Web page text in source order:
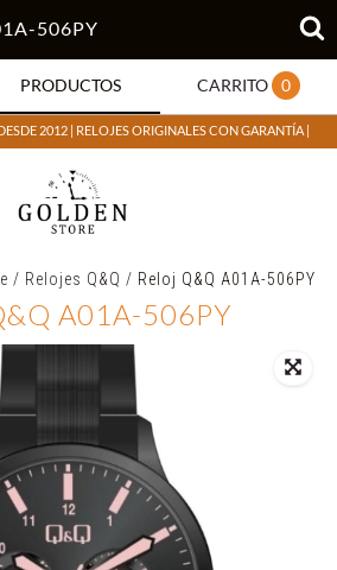
506PY
PRODUCTOS CARRITO 0
2012 | RELOJES ORIGINALES CON GARANTÍA |
/ Relojes Q&Q / Reloj Q&Q A01A-506PY
A01A-506PY